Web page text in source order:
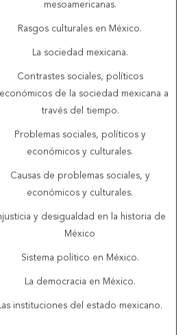
mesoamericanas.
Rasgos culturales en México.
La sociedad mexicana.
Contrastes sociales, políticos
de la sociedad mexicana a
través del tiempo.
Problemas sociales, políticos y
económicos y culturales.
Causas de problemas sociales, y
económicos y culturales.
y desigualdad en la historia de
México
Sistema político en México.
La democracia en México.
instituciones del estado mexicano.